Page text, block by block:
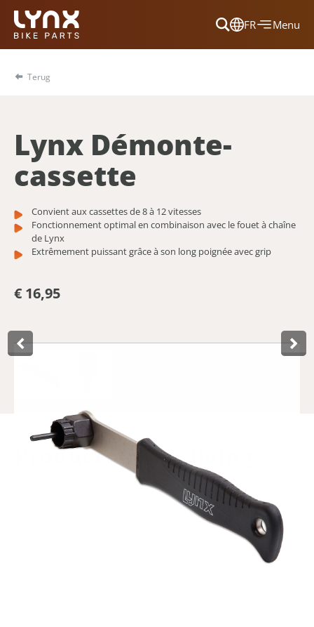
FR
Dansk
Nederlands
Menu
Terug
Lynx Démonte-
cassette
Convient aux cassettes de 8 à 12 vitesses
Fonctionnement optimal en combinaison avec le fouet à chaîne
de Lynx
Extrêmement puissant grâce à son long poignée avec grip
€ 16,95
Product­omschrijving
La démonte-cassette de Lynx facilite le montage et le
démontage des cassettes Shimano ou Sram. La clé est
équipée d'une longue goupille afin qu'elle ne se détache
pas lorsqu'une grande force est appliquée lors du